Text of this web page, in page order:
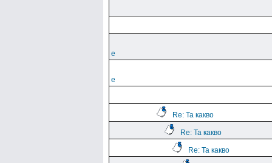
е
е
Re: Та какво
Re: Та какво
Re: Та какво